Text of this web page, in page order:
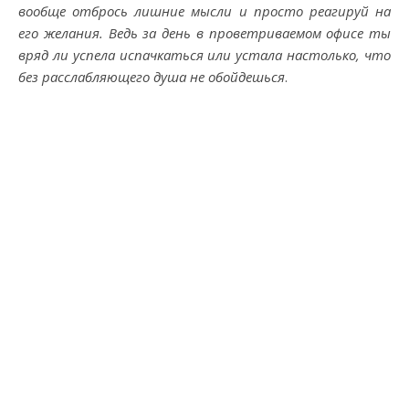
вообще отбрось лишние мысли и просто реагируй на
его желания. Ведь за день в проветриваемом офисе ты
вряд ли успела испачкаться или устала настолько, что
без расслабляющего душа не обойдешься.